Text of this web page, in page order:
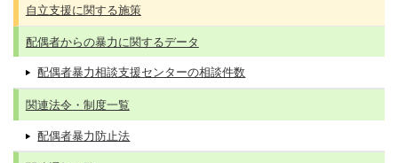
自立支援に関する施策
配偶者からの暴力に関するデータ
配偶者暴力相談支援センターの相談件数
関連法令・制度一覧
配偶者暴力防止法